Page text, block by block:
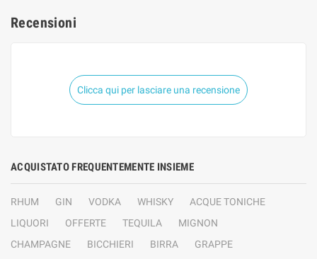
Recensioni
Clicca qui per lasciare una recensione
ACQUISTATO FREQUENTEMENTE INSIEME
RHUM GIN VODKA WHISKY
ACQUE TONICHE
LIQUORI
OFFERTE TEQUILA
MIGNON
CHAMPAGNE
BICCHIERI BIRRA
GRAPPE